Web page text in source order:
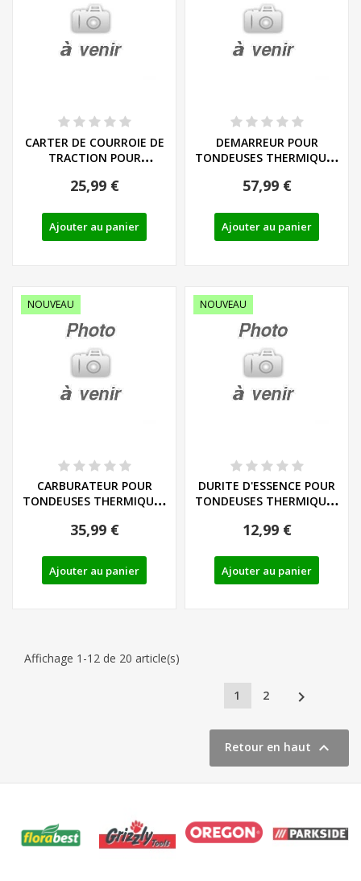
CARTER DE COURROIE DE
TRACTION POUR
THERMIQUES...
25,99 €
Ajouter au panier
DEMARREUR POUR
TONDEUSES THERMIQUES
PERFORMANCE...
57,99 €
Ajouter au panier
NOUVEAU
CARBURATEUR POUR
TONDEUSES THERMIQUES
35,99 €
Ajouter au panier
NOUVEAU
DURITE D'ESSENCE POUR
TONDEUSES THERMIQUES
12,99 €
Ajouter au panier
Affichage 1-12 de 20 article(s)
1 2 
Retour en haut 